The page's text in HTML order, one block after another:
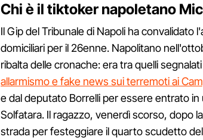
Chi è il tiktoker napoletano
Il Gip del Tribunale di Napoli ha convalidato
domiciliari per il 26enne. Napolitano
ribalta delle cronache: era tra quelli
allarmismo e fake news sui terremoti ai
e dal deputato Borrelli per essere entrato
Solfatara. Il ragazzo, venerdì scorso, dopo
strada per festeggiare il quarto scudetto